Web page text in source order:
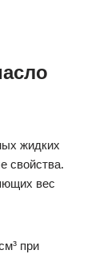
жидких
свойства.
вес
при